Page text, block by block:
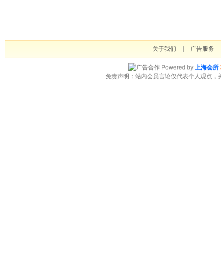
关于我们 广告服务
Powered by 上海会所
免责声明：站内会员言论仅代表个人观点